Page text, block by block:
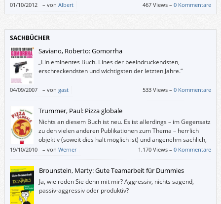
01/10/2012 – von Albert 467 Views –0 Kommentare
SACHBÜCHER
Saviano, Roberto: Gomorrha
„Ein eminentes Buch. Eines der beeindruckendsten,
erschreckendsten und wichtigsten der letzten Jahre.“
04/09/2007 – von gast 533 Views –0 Kommentare
Trummer, Paul: Pizza globale
Nichts an diesem Buch ist neu. Es ist allerdings – im Gegensatz
zu den vielen anderen Publikationen zum Thema – herrlich
objektiv (soweit dies halt möglich ist) und angenehm sachlich,
ohne deswegen trocken oder ungenießbar zu sein.
19/10/2010 – von Werner 1.170 Views –0 Kommentare
Brounstein, Marty: Gute Teamarbeit für Dummies
Ja, wie reden Sie denn mit mir? Aggressiv, nichts sagend,
passiv-aggressiv oder produktiv?